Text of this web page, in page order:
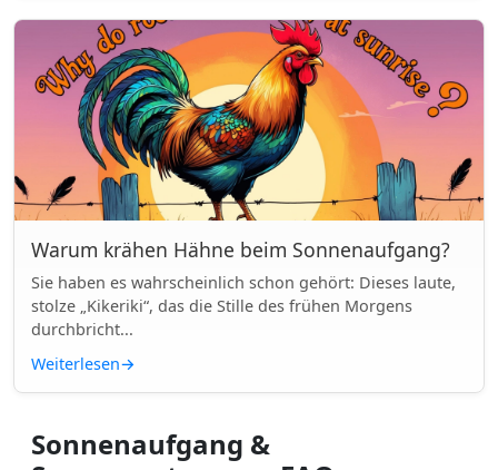
Warum krähen Hähne beim Sonnenaufgang?
Sie haben es wahrscheinlich schon gehört: Dieses laute,
stolze „Kikeriki“, das die Stille des frühen Morgens
durchbricht...
Weiterlesen→
Sonnenaufgang &